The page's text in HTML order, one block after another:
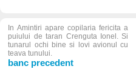
In Amintiri apare copilaria fericita a
puiului de taran Crenguta Ionel. Si
tunarul ochi bine si lovi avionul cu
teava tunului.
banc precedent